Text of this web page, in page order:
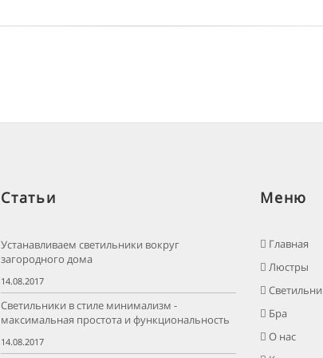
Статьи
Устанавливаем светильники вокруг
загородного дома
14.08.2017
Светильники в стиле минимализм -
максимальная простота и функциональность
14.08.2017
Меню
Главная
Люстры
Бра
О нас